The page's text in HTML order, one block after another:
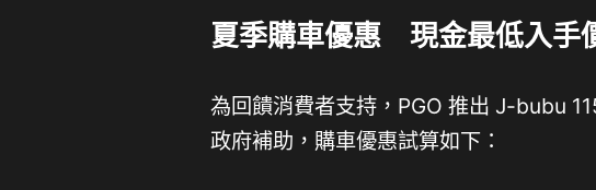
夏季購車優惠 現金最低入手
為回饋消費者支持，PGO 推出 J-bubu
政府補助，購車優惠試算如下：